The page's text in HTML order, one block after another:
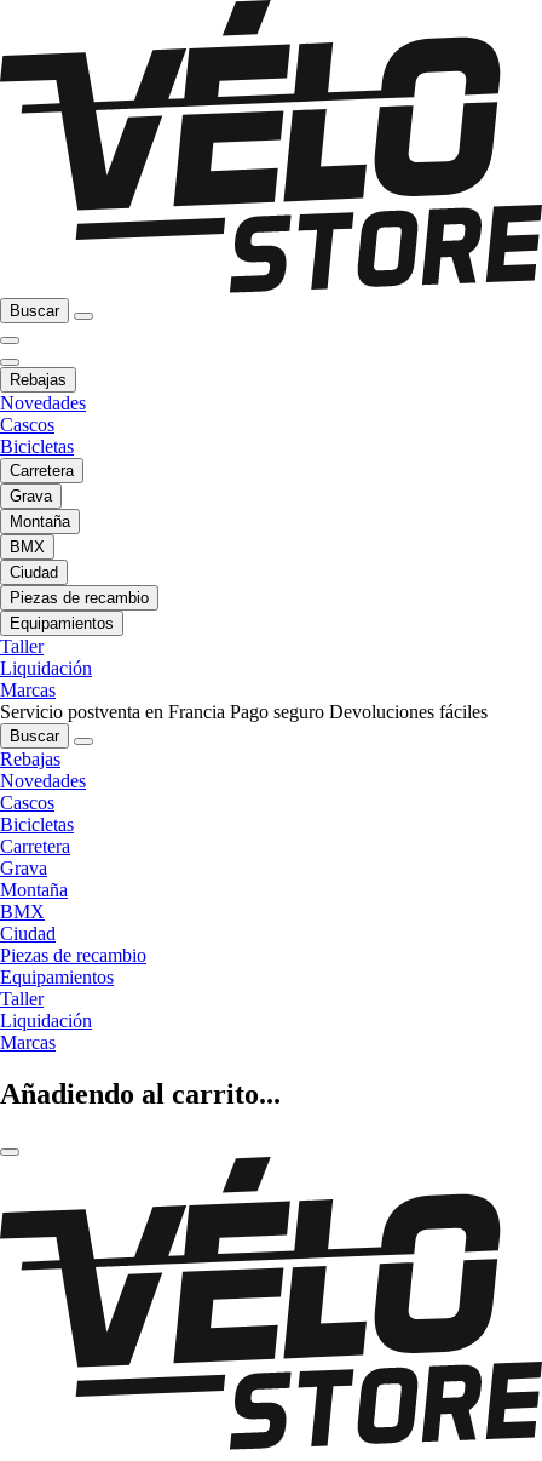
Buscar
Rebajas
Novedades
Cascos
Bicicletas
Carretera
Grava
Montaña
BMX
Ciudad
Piezas de recambio
Equipamientos
Taller
Liquidación
Marcas
Servicio postventa en Francia Pago seguro Devoluciones fáciles
Buscar
Rebajas
Novedades
Cascos
Bicicletas
Carretera
Grava
Montaña
BMX
Ciudad
Piezas de recambio
Equipamientos
Taller
Liquidación
Marcas
Añadiendo al carrito...